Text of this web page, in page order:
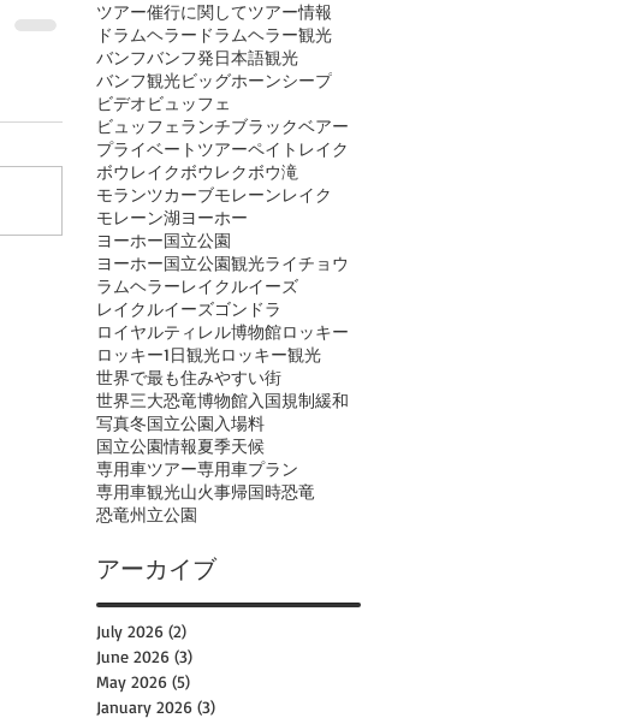
ツアー催行に関してツアー情報
ドラムヘラー ドラムヘラー観光
バンフバンフ発日本語観光
バンフ観光ビッグホーンシープ
ビデオビュッフェ
ビュッフェランチブラックベアー
プライベートツアーペイトレイク
ボウレイクボウレクボウ滝
モランツカーブモレーンレイク
モレーン湖ヨーホー
ヨーホー国立公園
ヨーホー国立公園観光ライチョウ
ラムヘラーレイクルイーズ
レイクルイーズゴンドラ
ロイヤルティレル博物館ロッキー
ロッキー1日観光ロッキー観光
世界で最も住みやすい街
世界三大恐竜博物館入国規制緩和
写真冬国立公園入場料
国立公園情報夏季天候
専用車ツアー専用車プラン
専用車観光山火事帰国時恐竜
恐竜州立公園
アーカイブ
July 2026 (2)
June 2026 (3)
May 2026 (5)
January 2026 (3)